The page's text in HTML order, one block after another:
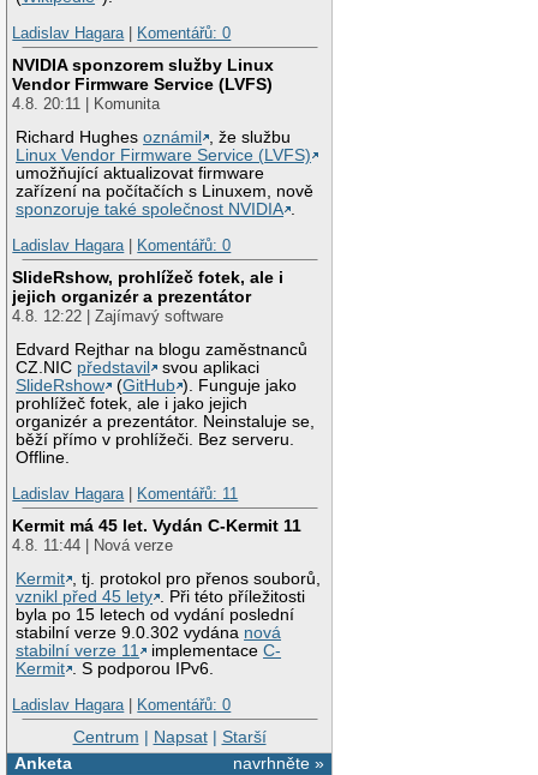
Ladislav Hagara| Komentářů: 0
NVIDIA sponzorem služby Linux
Vendor Firmware Service (LVFS)
4.8. 20:11 | Komunita
Richard Hughesoznámil
, že službu
Linux Vendor Firmware Service (LVFS)
umožňující aktualizovat firmware
zařízení na počítačích s Linuxem, nově
sponzoruje také společnost NVIDIA .
Ladislav Hagara| Komentářů: 0
SlideRshow, prohlížeč fotek, ale i
jejich organizér a prezentátor
4.8. 12:22 | Zajímavý software
Edvard Rejthar na blogu zaměstnanců
CZ.NIC představil
svou aplikaci
SlideRshow
(GitHub ). Funguje jako
prohlížeč fotek, ale i jako jejich
organizér a prezentátor. Neinstaluje se,
běží přímo v prohlížeči. Bez serveru.
Offline.
Ladislav Hagara| Komentářů: 11
Kermit má 45 let. Vydán C-Kermit 11
4.8. 11:44 | Nová verze
Kermit , tj. protokol pro přenos souborů,
vznikl před 45 lety . Při této příležitosti
byla po 15 letech od vydání poslední
stabilní verze 9.0.302 vydána nová
stabilní verze 11
implementaceC-
Kermit . S podporou IPv6.
Ladislav Hagara| Komentářů: 0
Centrum | Napsat| Starší
navrhněte »
Anketa